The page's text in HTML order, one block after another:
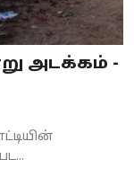
அடக்கம் -